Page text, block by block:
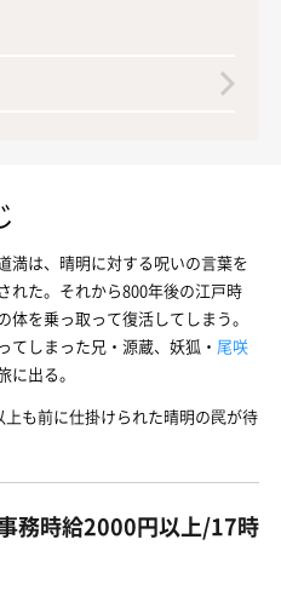
満は、晴明に対する呪いの言葉を
れた。それから800年後の江戸時
体を乗っ取って復活してしまう。
てしまった兄・源蔵、妖狐・ 尾咲
出る。
も前に仕掛けられた晴明の罠が待
務時給2000円以上/17時